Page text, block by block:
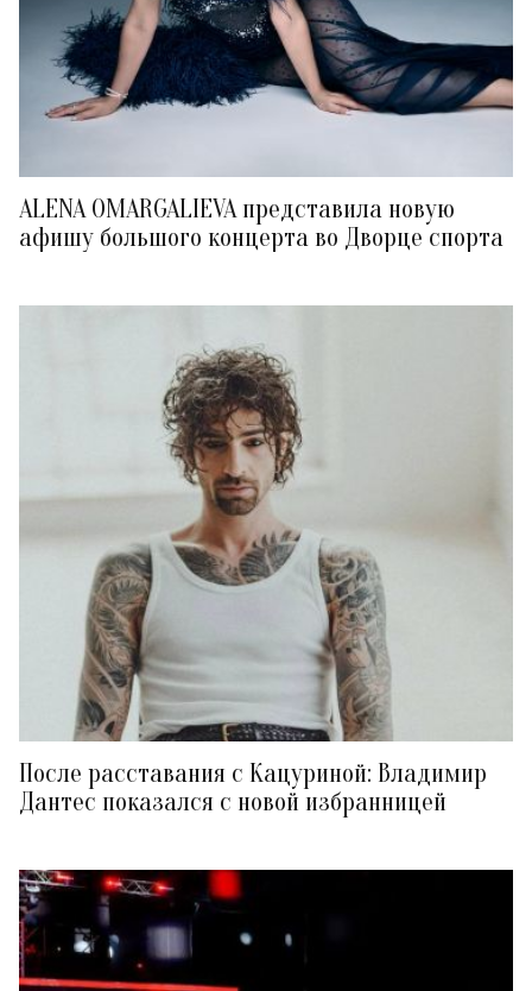
ALENA OMARGALIEVA представила новую
афишу большого концерта во Дворце спорта
После расставания с Кацуриной: Владимир
Дантес показался с новой избранницей